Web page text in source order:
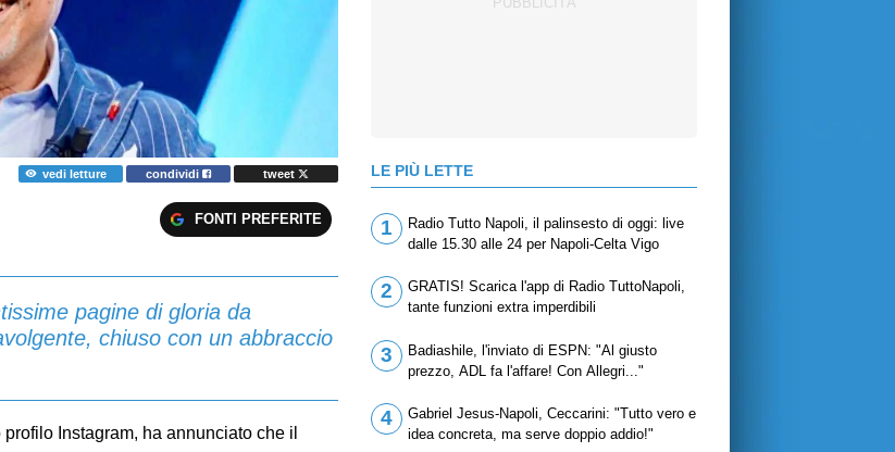
vedi letture condividi
tweet
FONTI PREFERITE
pagine di gloria da
chiuso con un abbraccio
Instagram, ha annunciato che il
LE PIÙ LETTE
1
Radio Tutto Napoli, il palinsesto di oggi: live
dalle 15.30 alle 24 per Napoli-Celta Vigo
2
GRATIS! Scarica l'app di Radio TuttoNapoli,
tante funzioni extra imperdibili
3
Badiashile, l'inviato di ESPN: "Al giusto
prezzo, ADL fa l'affare! Con Allegri..."
4
Gabriel Jesus-Napoli, Ceccarini: "Tutto vero e
idea concreta, ma serve doppio addio!"